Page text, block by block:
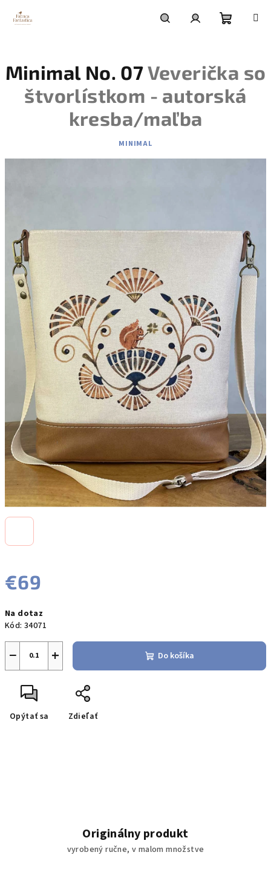
košík
€69
cena:
Na dotaz
Kód: 34071
+
− Do košíka
Opýtať sa Zdieľať
Minimal No. 07Veverička so
štvorlístkom - autorská
kresba/maľba
MINIMAL
Originálny produkt
vyrobený ručne, v malom množstve